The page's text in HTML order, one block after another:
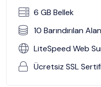
6 GB Bellek
10 Barındırılan Alan Adı
LiteSpeed Web Sunucusu
Ücretsiz SSL Sertifikası